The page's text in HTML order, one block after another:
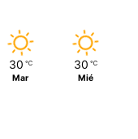
30 ℃
Mar
30 ℃
Mié